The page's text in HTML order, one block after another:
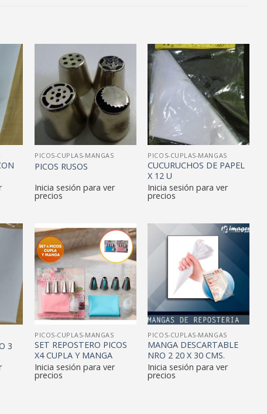
PICOS-CUPLAS-MANGAS
PICOS RUSOS
Inicia sesión para ver
precios
PICOS-CUPLAS-MANGAS
CUCURUCHOS DE PAPEL
X 12 U
Inicia sesión para ver
precios
3
PICOS-CUPLAS-MANGAS
SET REPOSTERO PICOS
X4 CUPLA Y MANGA
Inicia sesión para ver
precios
PICOS-CUPLAS-MANGAS
MANGA DESCARTABLE
NRO 2 20 X 30 CMS.
Inicia sesión para ver
precios